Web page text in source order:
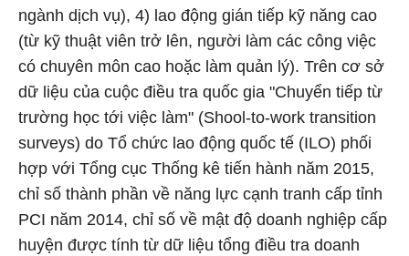
ngành dịch vụ), 4) lao động gián tiếp kỹ năng cao
(từ kỹ thuật viên trở lên, người làm các công việc
có chuyên môn cao hoặc làm quản lý). Trên cơ sở
dữ liệu của cuộc điều tra quốc gia "Chuyển tiếp từ
trường học tới việc làm" (Shool-to-work transition
surveys) do Tổ chức lao động quốc tế (ILO) phối
hợp với Tổng cục Thống kê tiến hành năm 2015,
chỉ số thành phần về năng lực cạnh tranh cấp tỉnh
PCI năm 2014, chỉ số về mật độ doanh nghiệp cấp
huyện được tính từ dữ liệu tổng điều tra doanh